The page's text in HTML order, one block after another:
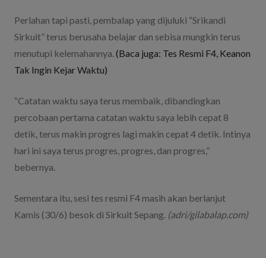
Perlahan tapi pasti, pembalap yang dijuluki “Srikandi
Sirkuit” terus berusaha belajar dan sebisa mungkin terus
menutupi kelemahannya. (Baca juga: Tes Resmi F4, Keanon
Tak Ingin Kejar Waktu)
“Catatan waktu saya terus membaik, dibandingkan
percobaan pertama catatan waktu saya lebih cepat 8
detik, terus makin progres lagi makin cepat 4 detik. Intinya
hari ini saya terus progres, progres, dan progres,”
bebernya.
Sementara itu, sesi tes resmi F4 masih akan berlanjut
Kamis (30/6) besok di Sirkuit Sepang. (adri/gilabalap.com)